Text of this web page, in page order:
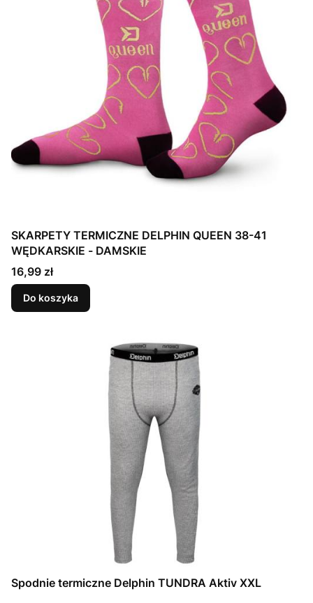
SKARPETY TERMICZNE DELPHIN QUEEN 38-41
WĘDKARSKIE - DAMSKIE
Cena
16,99 zł
Do koszyka
Spodnie termiczne Delphin TUNDRA Aktiv XXL